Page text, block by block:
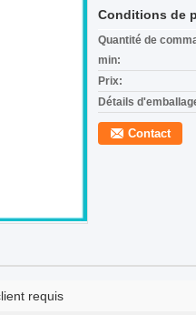
Conditions de
Quantité de
min:
Prix:
Détails
Contact
requis